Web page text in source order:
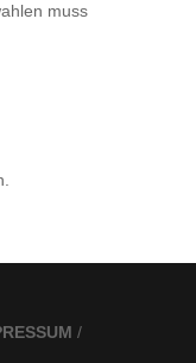
muss
/